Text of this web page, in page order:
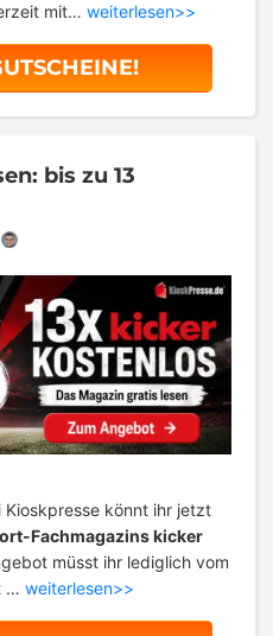
mit… weiterlesen>>
bis zu 13
Kioskpresse könnt ihr jetzt
Fachmagazins kicker
müsst ihr lediglich vom
… weiterlesen>>